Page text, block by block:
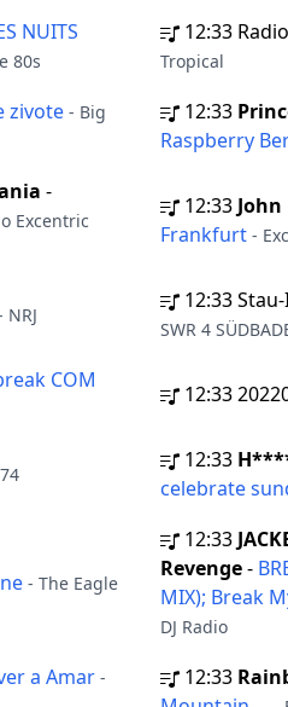
NUITS
80s
12:33
Tropical
zivote - Big
12:33
Raspberry
-
Excentric
12:33
Frankfurt -
NRJ
12:33
SWR 4
COM
12:33
12:33
celebrate
- The Eagle
12:33
Revenge-
MIX); Break
DJ Radio
a Amar -
12:33